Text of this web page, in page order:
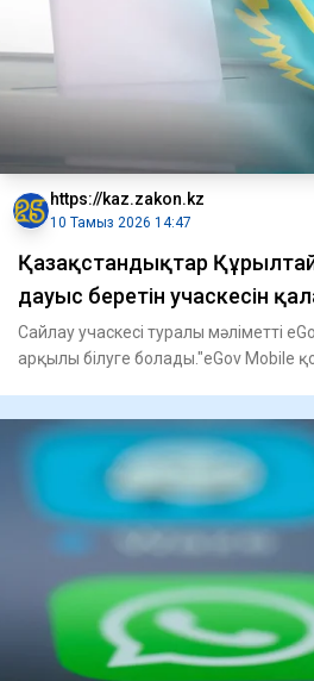
https://kaz.zakon.kz
10 Тамыз 2026 14:47
Қазақстандықтар
дауыс беретін учаскесін
Сайлау учаскесі туралы мәліметті
арқылы білуге болады."eGov Mobile